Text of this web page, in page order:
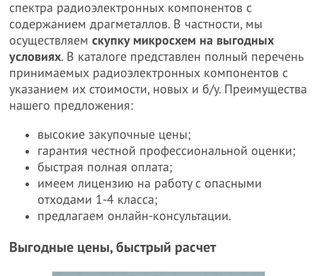
спектра радиоэлектронных компонентов с
содержанием драгметаллов. В частности, мы
осуществляемскупку микросхем на выгодных
условиях. В каталоге представлен полный перечень
принимаемых радиоэлектронных компонентов с
указанием их стоимости, новых и б/у. Преимущества
нашего предложения:
высокие закупочные цены;
гарантия честной профессиональной оценки;
быстрая полная оплата;
имеем лицензию на работу с опасными
отходами 1-4 класса;
предлагаем онлайн-консультации.
Выгодные цены, быстрый расчет